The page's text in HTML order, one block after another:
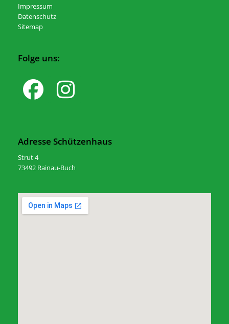
Impressum
Datenschutz
Sitemap
Folge uns:
Adresse Schützenhaus
Strut 4
73492 Rainau-Buch